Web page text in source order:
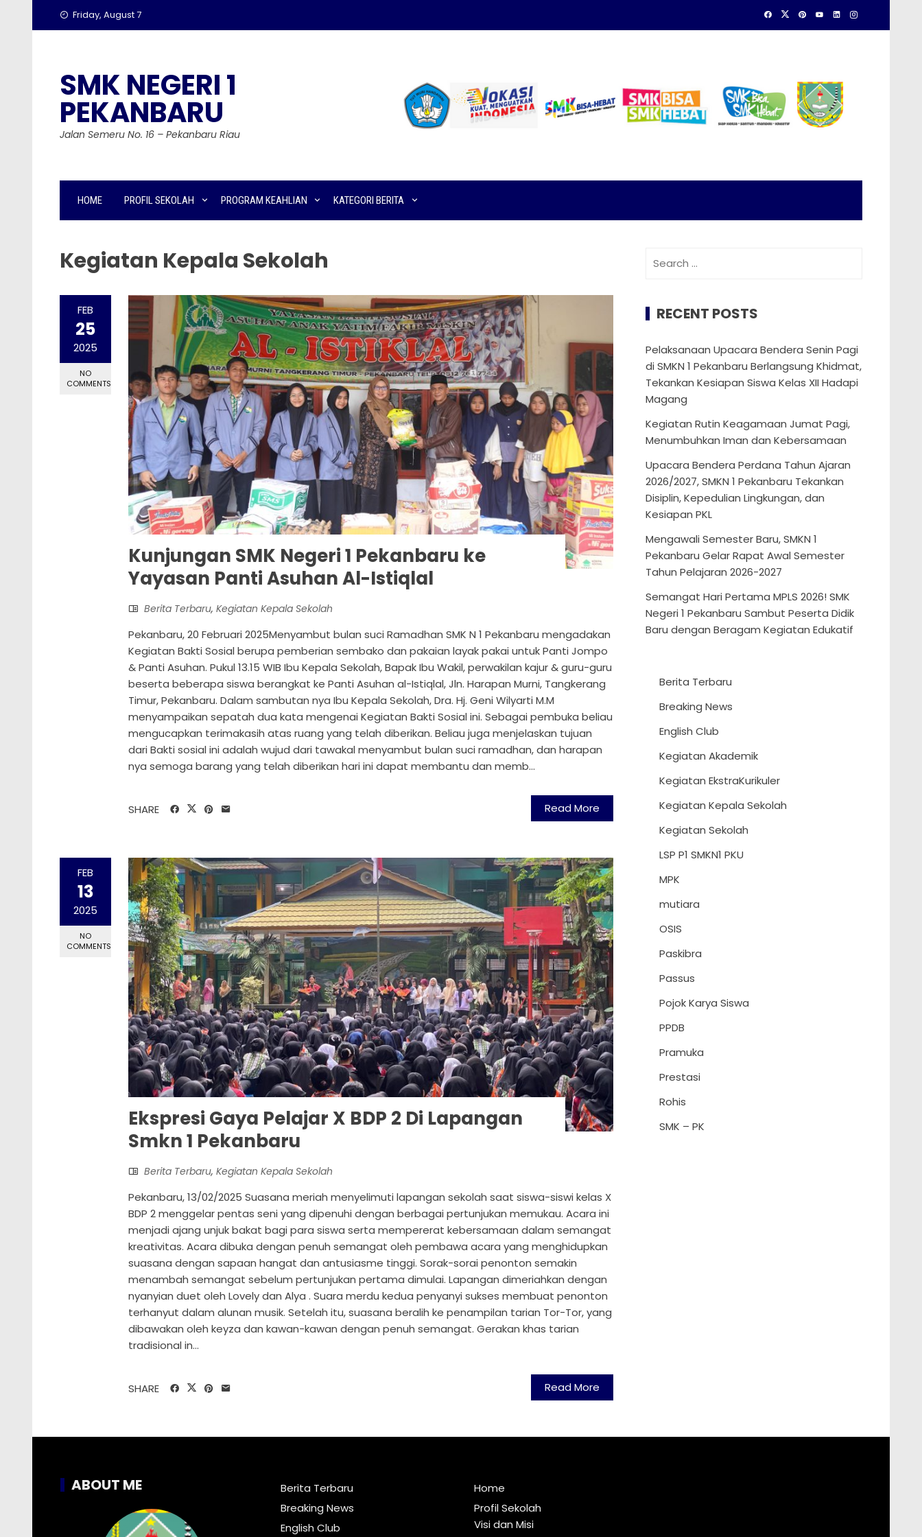
Friday, August 7
SMK NEGERI 1
PEKANBARU
Jalan Semeru No. 16 – Pekanbaru Riau
HOME PROFIL SEKOLAH PROGRAM KEAHLIAN KATEGORI BERITA
Kegiatan Kepala Sekolah
FEB
25
2025
NO
COMMENTS
Kunjungan SMK Negeri 1 Pekanbaru ke
Yayasan Panti Asuhan Al-Istiqlal
Berita Terbaru, Kegiatan Kepala Sekolah
Pekanbaru, 20 Februari 2025Menyambut bulan suci Ramadhan SMK N 1 Pekanbaru mengadakan
Kegiatan Bakti Sosial berupa pemberian sembako dan pakaian layak pakai untuk Panti Jompo
& Panti Asuhan. Pukul 13.15 WIB Ibu Kepala Sekolah, Bapak Ibu Wakil, perwakilan kajur & guru-guru
beserta beberapa siswa berangkat ke Panti Asuhan al-Istiqlal, Jln. Harapan Murni, Tangkerang
Timur, Pekanbaru. Dalam sambutan nya Ibu Kepala Sekolah, Dra. Hj. Geni Wilyarti M.M
menyampaikan sepatah dua kata mengenai Kegiatan Bakti Sosial ini. Sebagai pembuka beliau
mengucapkan terimakasih atas ruang yang telah diberikan. Beliau juga menjelaskan tujuan
dari Bakti sosial ini adalah wujud dari tawakal menyambut bulan suci ramadhan, dan harapan
nya semoga barang yang telah diberikan hari ini dapat membantu dan memb...
Read More
SHARE
FEB
13
2025
NO
COMMENTS
Ekspresi Gaya Pelajar X BDP 2 Di Lapangan
Smkn 1 Pekanbaru
Berita Terbaru, Kegiatan Kepala Sekolah
Pekanbaru, 13/02/2025 Suasana meriah menyelimuti lapangan sekolah saat siswa-siswi kelas X
BDP 2 menggelar pentas seni yang dipenuhi dengan berbagai pertunjukan memukau. Acara ini
menjadi ajang unjuk bakat bagi para siswa serta mempererat kebersamaan dalam semangat
kreativitas. Acara dibuka dengan penuh semangat oleh pembawa acara yang menghidupkan
suasana dengan sapaan hangat dan antusiasme tinggi. Sorak-sorai penonton semakin
menambah semangat sebelum pertunjukan pertama dimulai. Lapangan dimeriahkan dengan
nyanyian duet oleh Lovely dan Alya . Suara merdu kedua penyanyi sukses membuat penonton
terhanyut dalam alunan musik. Setelah itu, suasana beralih ke penampilan tarian Tor-Tor, yang
dibawakan oleh keyza dan kawan-kawan dengan penuh semangat. Gerakan khas tarian
tradisional in...
Read More
SHARE
for:
RECENT POSTS
Pelaksanaan Upacara Bendera Senin Pagi
di SMKN 1 Pekanbaru Berlangsung Khidmat,
Tekankan Kesiapan Siswa Kelas XII Hadapi
Magang
Kegiatan Rutin Keagamaan Jumat Pagi,
Menumbuhkan Iman dan Kebersamaan
Upacara Bendera Perdana Tahun Ajaran
2026/2027, SMKN 1 Pekanbaru Tekankan
Disiplin, Kepedulian Lingkungan, dan
Kesiapan PKL
Mengawali Semester Baru, SMKN 1
Pekanbaru Gelar Rapat Awal Semester
Tahun Pelajaran 2026-2027
Semangat Hari Pertama MPLS 2026! SMK
Negeri 1 Pekanbaru Sambut Peserta Didik
Baru dengan Beragam Kegiatan Edukatif
Berita Terbaru
Breaking News
English Club
Kegiatan Akademik
Kegiatan EkstraKurikuler
Kegiatan Kepala Sekolah
Kegiatan Sekolah
LSP P1 SMKN1 PKU
MPK
mutiara
OSIS
Paskibra
Passus
Pojok Karya Siswa
PPDB
Pramuka
Prestasi
Rohis
SMK – PK
ABOUT ME
Berita Terbaru
Breaking News
English Club
Home
Profil Sekolah
Visi dan Misi